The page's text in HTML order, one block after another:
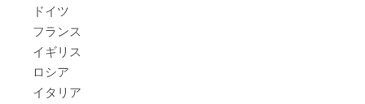
ドイツ
フランス
イギリス
ロシア
イタリア